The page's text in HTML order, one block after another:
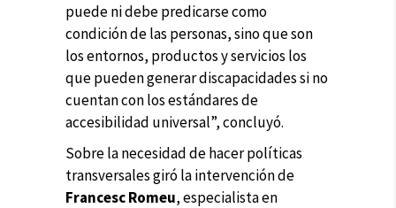
puede ni debe predicarse como
condición de las personas, sino que son
los entornos, productos y servicios los
que pueden generar discapacidades si no
cuentan con los estándares de
accesibilidad universal”, concluyó.
Sobre la necesidad de hacer políticas
transversales giró la intervención de
Francesc Romeu, especialista en